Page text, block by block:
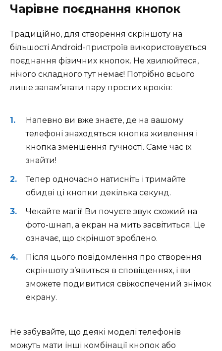
Чарівне поєднання кнопок
Традиційно, для створення скріншоту на
більшості Android-пристроїв використовується
поєднання фізичних кнопок. Не хвилюйтеся,
нічого складного тут немає! Потрібно всього
лише запам’ятати пару простих кроків:
Напевно ви вже знаєте, де на вашому
телефоні знаходяться кнопка живлення і
кнопка зменшення гучності. Саме час їх
знайти!
Тепер одночасно натисніть і тримайте
обидві ці кнопки декілька секунд.
Чекайте магії! Ви почуєте звук схожий на
фото-шнап, а екран на мить засвітиться. Це
означає, що скріншот зроблено.
Після цього повідомлення про створення
скріншоту з’явиться в сповіщеннях, і ви
зможете подивитися свіжоспечений знімок
екрану.
Не забувайте, що деякі моделі телефонів
можуть мати інші комбінації кнопок або